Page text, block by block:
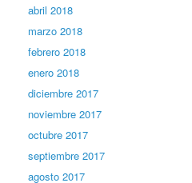
abril 2018
marzo 2018
febrero 2018
enero 2018
diciembre 2017
noviembre 2017
octubre 2017
septiembre 2017
agosto 2017